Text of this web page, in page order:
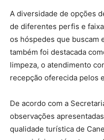
A diversidade de opções
de diferentes perfis e
os hóspedes que
também foi destacada
limpeza, o atendimento
recepção oferecida pelos
De acordo com a
observações
qualidade turística de